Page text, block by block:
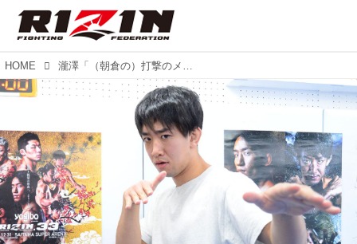
HOME 瀧澤「（朝倉の）打撃のメカニズムを把握している」Yogibo presents RIZIN.33 公開練習